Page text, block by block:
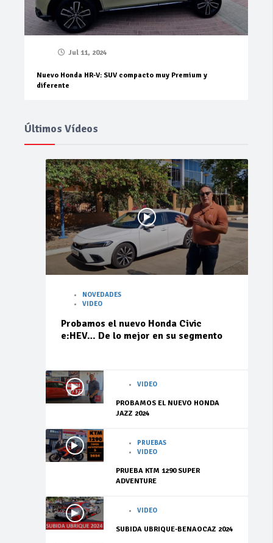
Jul 11, 2024
Nuevo Honda HR-V: SUV compacto muy Premium y
diferente
Últimos Vídeos
NOVEDADES
VIDEO
Probamos el nuevo Honda Civic
e:HEV… De lo mejor en su segmento
VIDEO
PROBAMOS EL NUEVO HONDA
JAZZ 2024
PRUEBAS
VIDEO
PRUEBA KTM 1290 SUPER
ADVENTURE
VIDEO
SUBIDA UBRIQUE-BENAOCAZ 2024